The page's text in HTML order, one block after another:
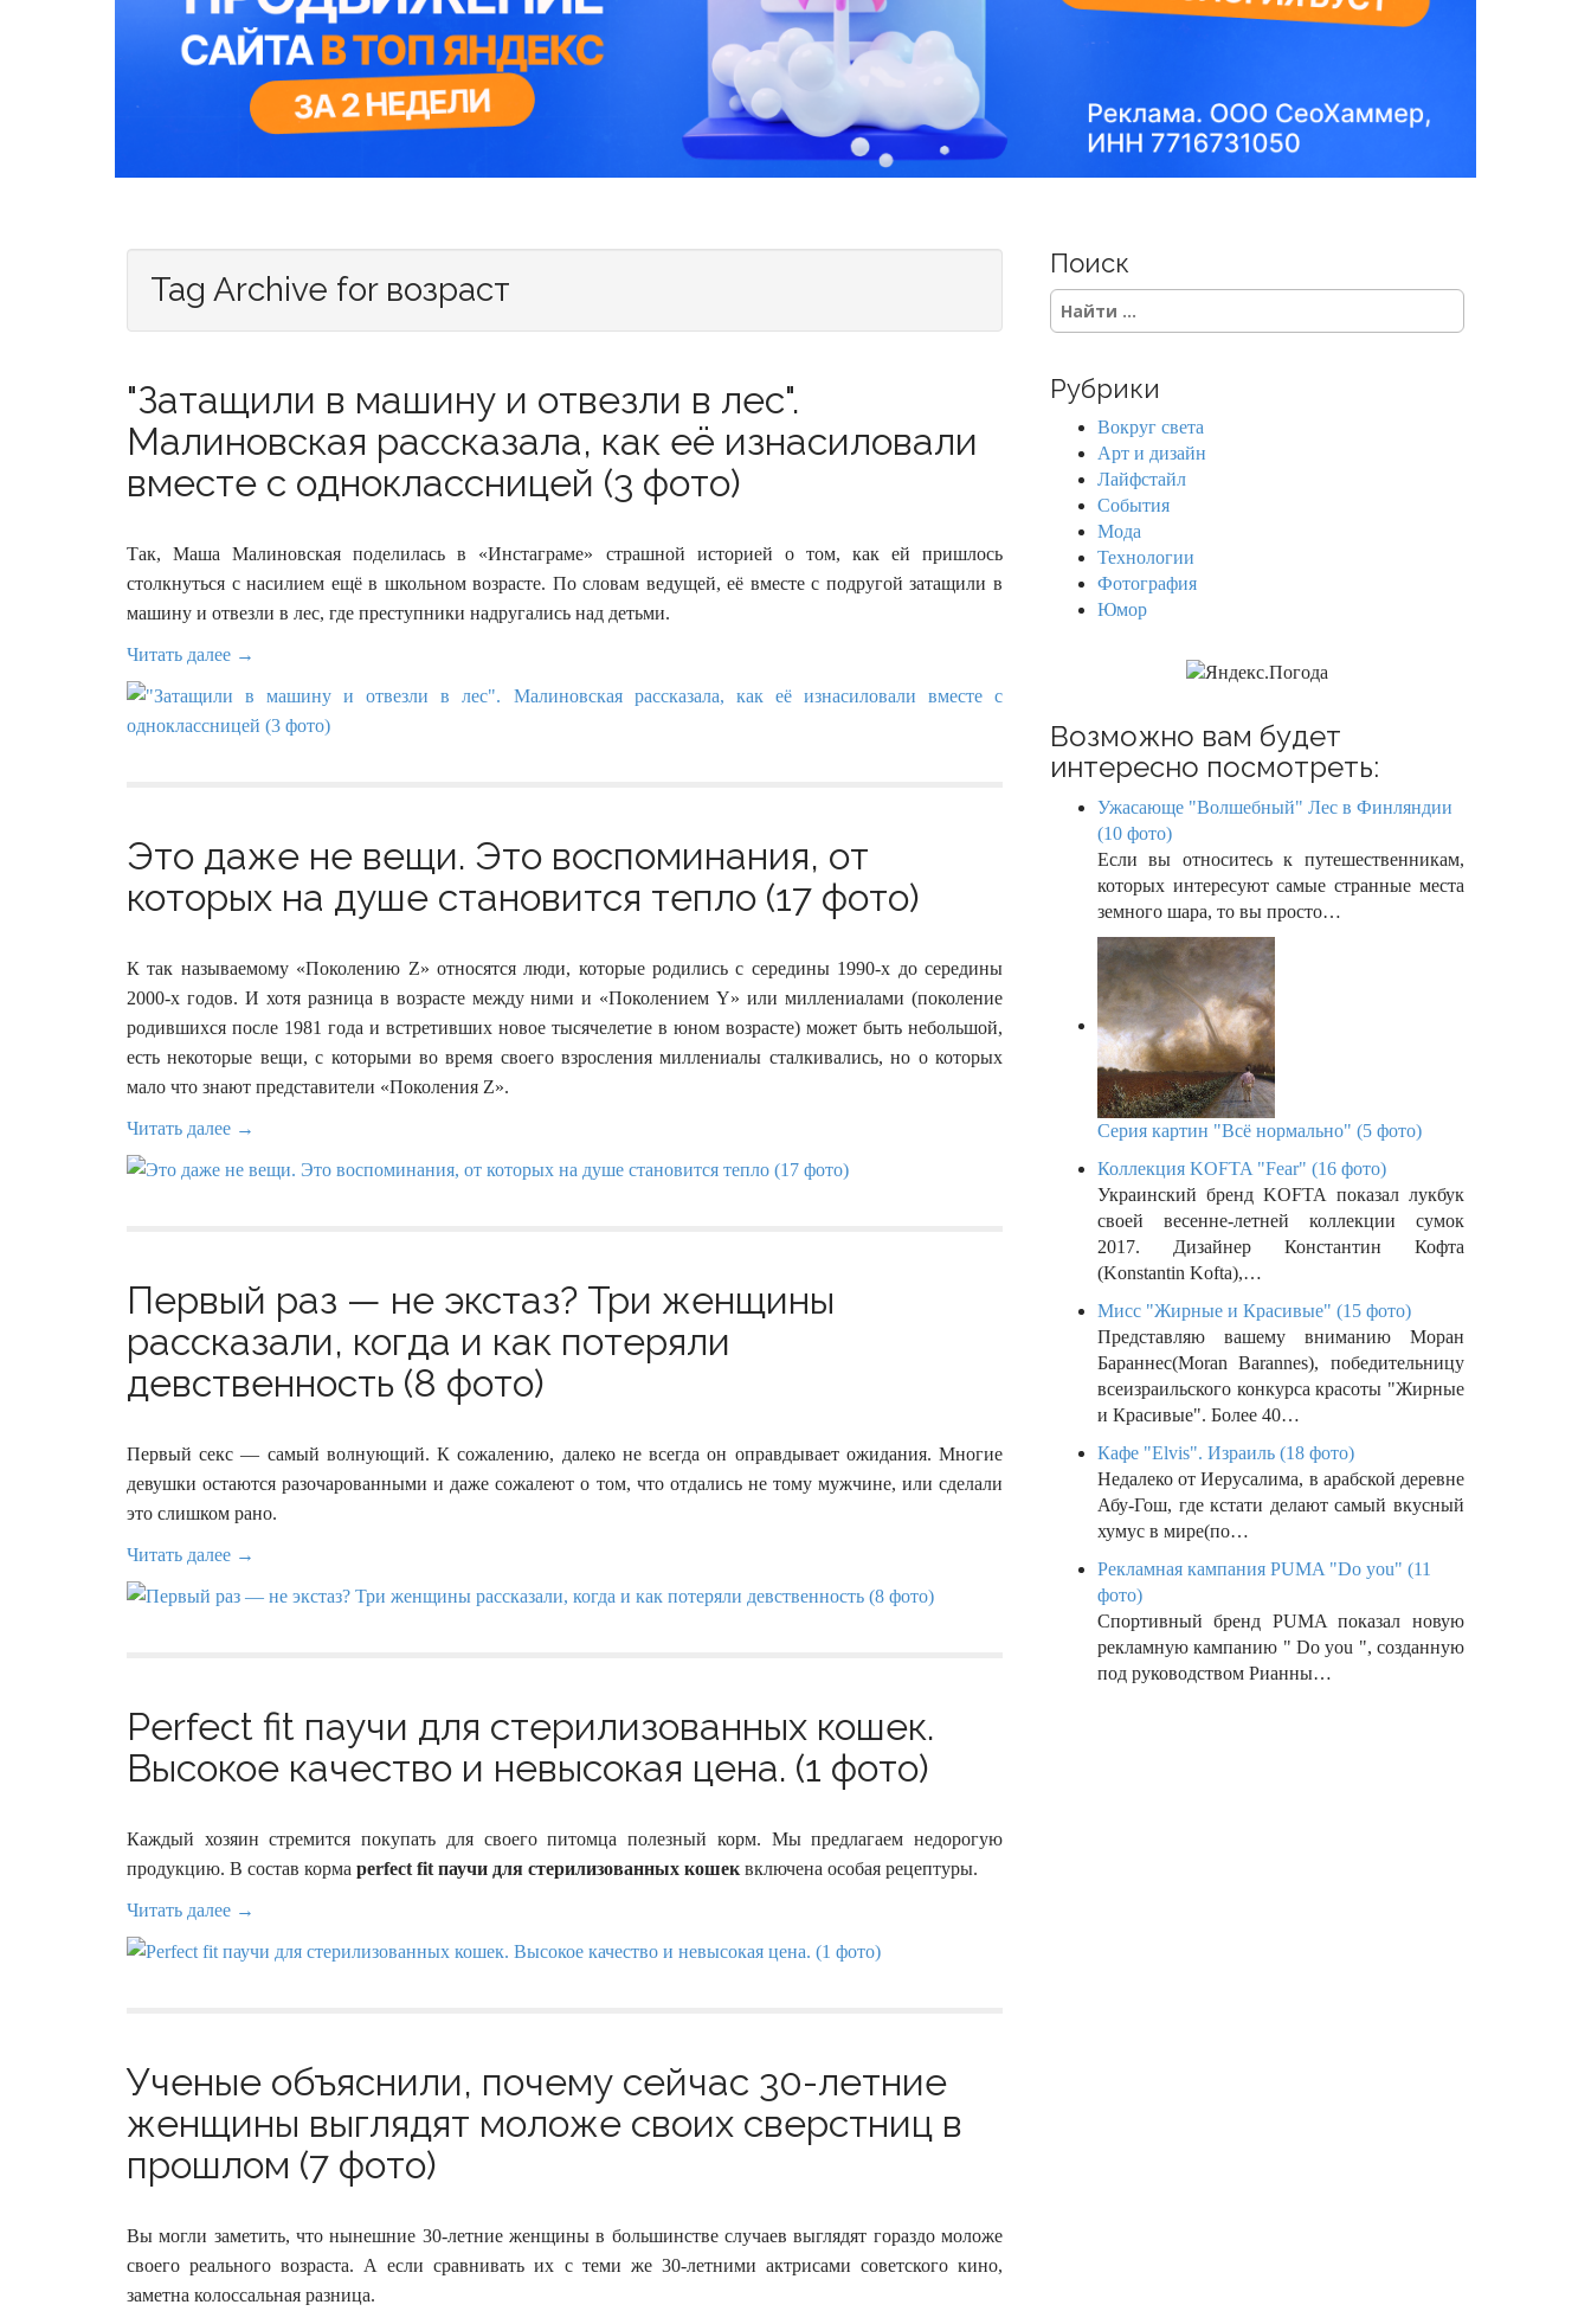
Tag Archive for возраст
"Затащили в машину и отвезли в лес".
Малиновская рассказала, как её изнасиловали
вместе с одноклассницей (3 фото)
Так, Маша Малиновская поделилась в «Инстаграме» страшной историей о том, как ей пришлось
столкнуться с насилием ещё в школьном возрасте. По словам ведущей, её вместе с подругой затащили в
машину и отвезли в лес, где преступники надругались над детьми.
Читать далее →
Это даже не вещи. Это воспоминания, от
которых на душе становится тепло (17 фото)
К так называемому «Поколению Z» относятся люди, которые родились с середины 1990-х до середины
2000-х годов. И хотя разница в возрасте между ними и «Поколением Y» или миллениалами (поколение
родившихся после 1981 года и встретивших новое тысячелетие в юном возрасте) может быть небольшой,
есть некоторые вещи, с которыми во время своего взросления миллениалы сталкивались, но о которых
мало что знают представители «Поколения Z».
Читать далее →
Первый раз — не экстаз? Три женщины
рассказали, когда и как потеряли
девственность (8 фото)
Первый секс — самый волнующий. К сожалению, далеко не всегда он оправдывает ожидания. Многие
девушки остаются разочарованными и даже сожалеют о том, что отдались не тому мужчине, или сделали
это слишком рано.
Читать далее →
Perfect fit паучи для стерилизованных кошек.
Высокое качество и невысокая цена. (1 фото)
Каждый хозяин стремится покупать для своего питомца полезный корм. Мы предлагаем недорогую
продукцию. В состав корма perfect fit паучи для стерилизованных кошек включена особая рецептуры.
Читать далее →
Ученые объяснили, почему сейчас 30-летние
женщины выглядят моложе своих сверстниц в
прошлом (7 фото)
Вы могли заметить, что нынешние 30-летние женщины в большинстве случаев выглядят гораздо моложе
своего реального возраста. А если сравнивать их с теми же 30-летними актрисами советского кино,
заметна колоссальная разница.
Поиск
S
c
Рубрики
Вокруг света
Арт и дизайн
Лайфстайл
События
Мода
Технологии
Фотография
Юмор
Возможно вам будет
интересно посмотреть:
Ужасающе "Волшебный" Лес в Финляндии
(10 фото)
Если вы относитесь к путешественникам,
которых интересуют самые странные места
земного шара, то вы просто…
Серия картин "Всё нормально" (5 фото)
Коллекция KOFTA "Fear" (16 фото)
Украинский бренд KOFTA показал лукбук
своей весенне-летней коллекции сумок
2017. Дизайнер Константин Кофта
(Konstantin Kofta),…
Мисс "Жирные и Красивые" (15 фото)
Представляю вашему вниманию Моран
Бараннес(Moran Barannes), победительницу
всеизраильского конкурса красоты "Жирные
и Красивые". Более 40…
Кафе "Elvis". Израиль (18 фото)
Недалеко от Иерусалима, в арабской деревне
Абу-Гош, где кстати делают самый вкусный
хумус в мире(по…
Рекламная кампания PUMA "Do you" (11
фото)
Спортивный бренд PUMA показал новую
рекламную кампанию " Do you ", созданную
под руководством Рианны…